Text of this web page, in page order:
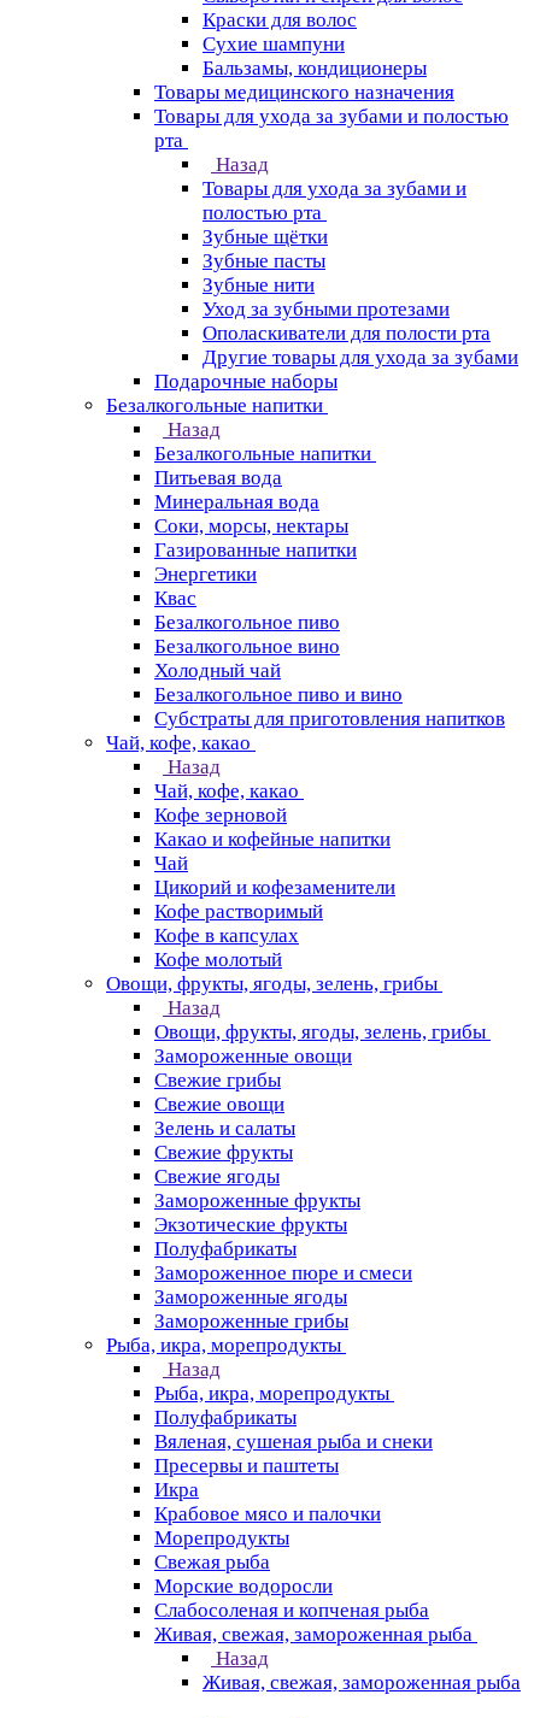
Краски для волос
Сухие шампуни
Бальзамы, кондиционеры
Товары медицинского назначения
Товары для ухода за зубами и полостью
рта
Назад
Товары для ухода за зубами и
полостью рта
Зубные щётки
Зубные пасты
Зубные нити
Уход за зубными протезами
Ополаскиватели для полости рта
Другие товары для ухода за зубами
Подарочные наборы
Безалкогольные напитки
Назад
Безалкогольные напитки
Питьевая вода
Минеральная вода
Соки, морсы, нектары
Газированные напитки
Энергетики
Квас
Безалкогольное пиво
Безалкогольное вино
Холодный чай
Безалкогольное пиво и вино
Субстраты для приготовления напитков
Чай, кофе, какао
Назад
Чай, кофе, какао
Кофе зерновой
Какао и кофейные напитки
Чай
Цикорий и кофезаменители
Кофе растворимый
Кофе в капсулах
Кофе молотый
Овощи, фрукты, ягоды, зелень, грибы
Назад
Овощи, фрукты, ягоды, зелень, грибы
Замороженные овощи
Свежие грибы
Свежие овощи
Зелень и салаты
Свежие фрукты
Свежие ягоды
Замороженные фрукты
Экзотические фрукты
Полуфабрикаты
Замороженное пюре и смеси
Замороженные ягоды
Замороженные грибы
Рыба, икра, морепродукты
Назад
Рыба, икра, морепродукты
Полуфабрикаты
Вяленая, сушеная рыба и снеки
Пресервы и паштеты
Икра
Крабовое мясо и палочки
Морепродукты
Свежая рыба
Морские водоросли
Слабосоленая и копченая рыба
Живая, свежая, замороженная рыба
Назад
Живая, свежая, замороженная рыба